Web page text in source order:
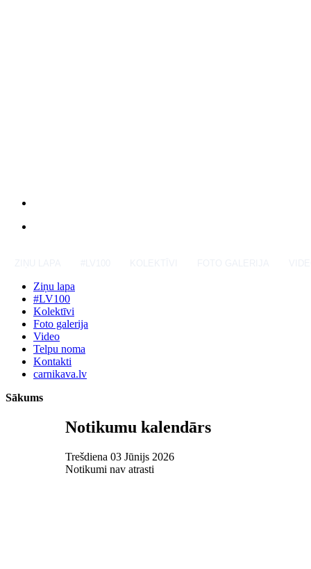
Ziņu lapa
#LV100
Kolektīvi
Foto galerija
Video
Telpu noma
Kontakti
carnikava.lv
Sākums
Notikumu kalendārs
Trešdiena 03 Jūnijs 2026
Notikumi nav atrasti